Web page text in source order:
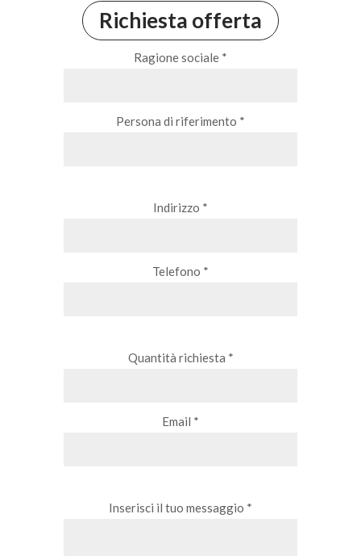
Richiesta offerta
Ragione sociale *
Persona di riferimento *
Indirizzo *
Telefono *
Quantità richiesta *
Email *
Inserisci il tuo messaggio *